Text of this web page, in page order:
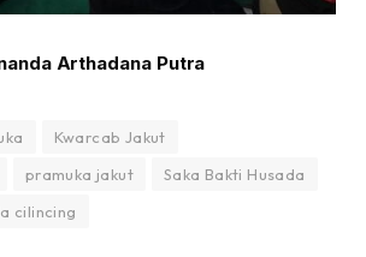
Arthadana Putra
Kwarcab Jakut
pramuka jakut
Saka Bakti Husada
cilincing